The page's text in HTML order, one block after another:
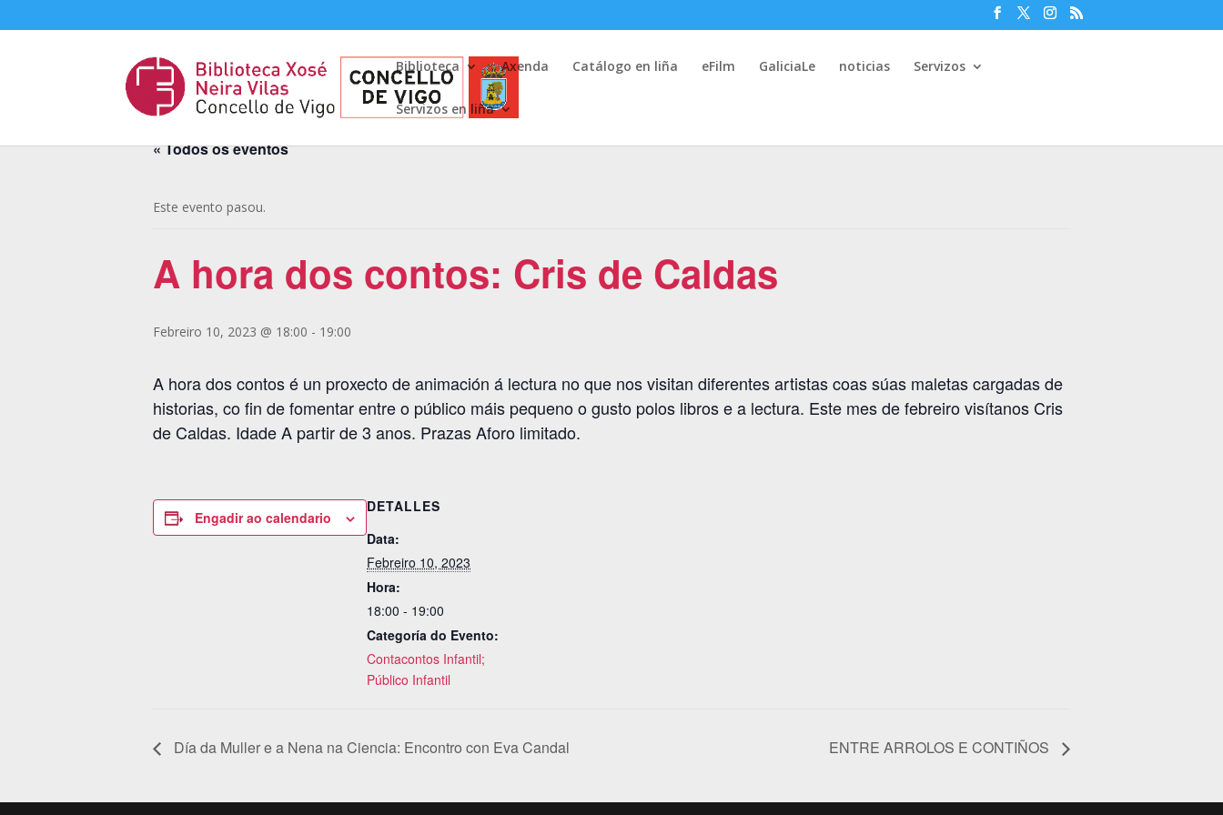
Biblioteca Axenda Catálogo en liña eFilm GaliciaLe noticias Servizos
Servizos en liña
« Todos os eventos
Este evento pasou.
A hora dos contos: Cris de Caldas
Febreiro 10, 2023 @ 18:00 - 19:00
A hora dos contos é un proxecto de animación á lectura no que nos visitan diferentes artistas coas súas maletas cargadas de
historias, co fin de fomentar entre o público máis pequeno o gusto polos libros e a lectura. Este mes de febreiro visítanos Cris
de Caldas. Idade A partir de 3 anos. Prazas Aforo limitado.
Engadir ao calendario
DETALLES
Data:
Febreiro 10, 2023
Hora:
18:00 - 19:00
Categoría do Evento:
Contacontos Infantil;
Público Infantil
Día da Muller e a Nena na Ciencia: Encontro con Eva Candal ENTRE ARROLOS E CONTIÑOS